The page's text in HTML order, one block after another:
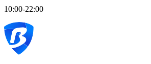
10:00-22:00